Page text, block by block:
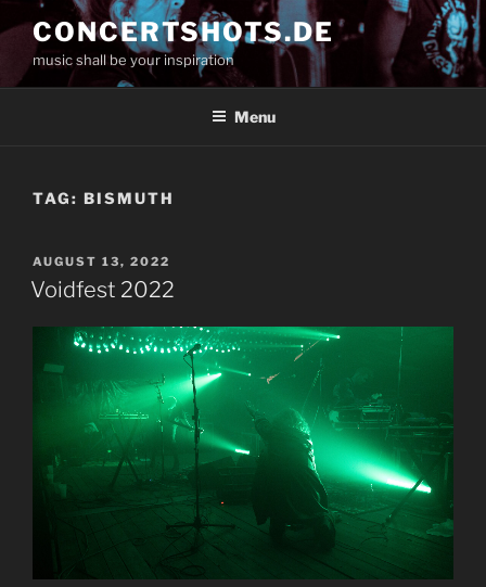
to
content
CONCERTSHOTS.DE
music shall be your inspiration
Menu
TAG: BISMUTH
POSTED
ON
AUGUST 13, 2022
Voidfest 2022